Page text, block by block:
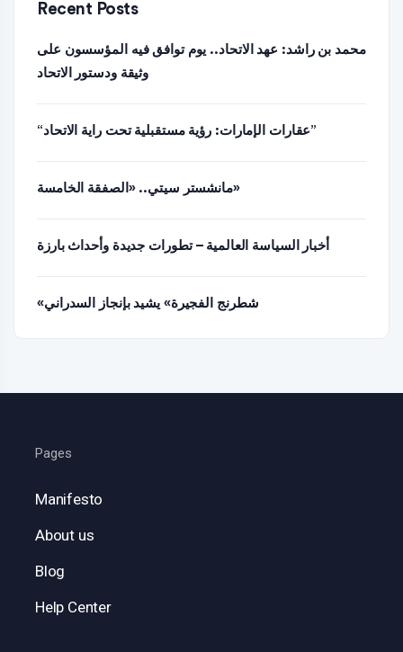
Recent Posts
محمد بن راشد: عهد الاتحاد.. يوم توافق فيه المؤسسون على
وثيقة ودستور الاتحاد
“عقارات الإمارات: رؤية مستقبلية تحت راية الاتحاد”
مانشستر سيتي.. «الصفقة الخامسة»
أخبار السياسة العالمية – تطورات جديدة وأحداث بارزة
«شطرنج الفجيرة» يشيد بإنجاز السدراني
Pages
Manifesto
About us
Blog
Help Center